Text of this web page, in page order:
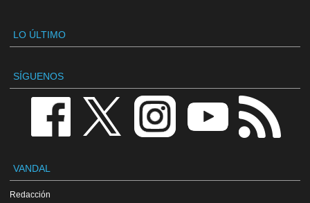
LO ÚLTIMO
SÍGUENOS
VANDAL
Redacción